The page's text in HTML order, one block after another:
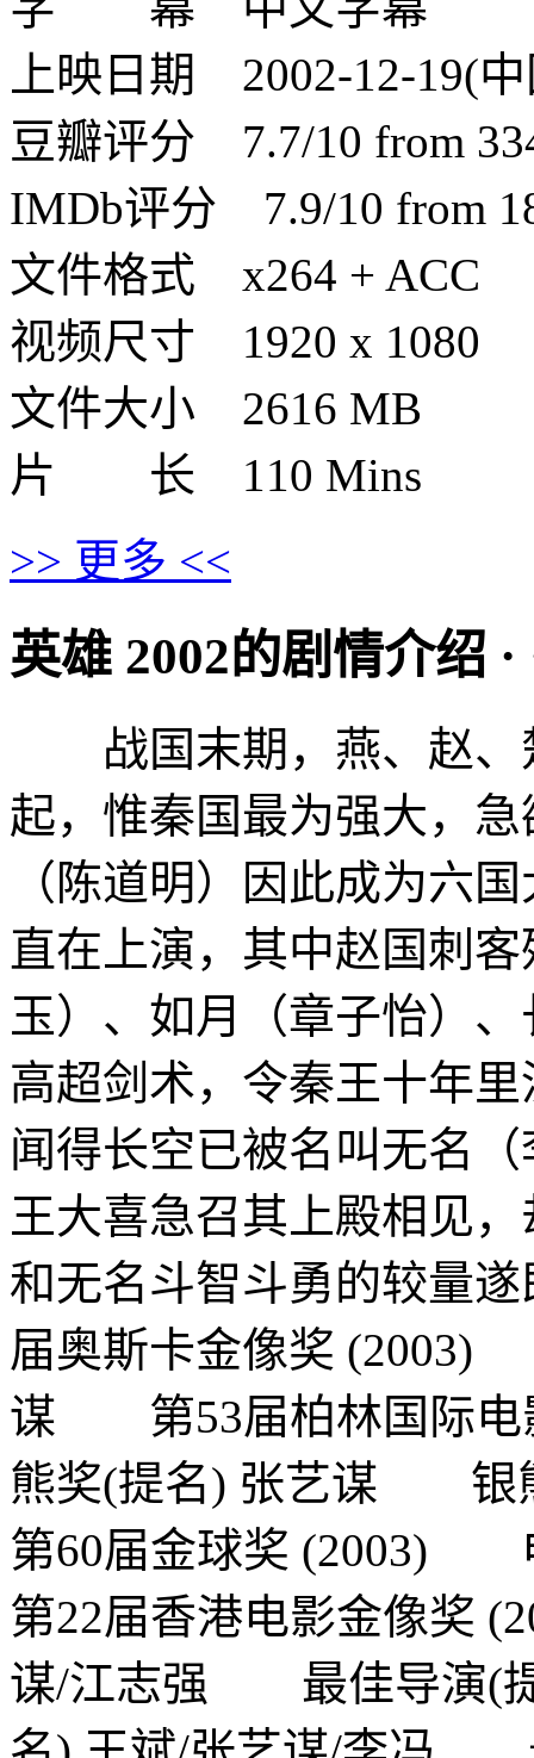
上映日期 2002-12-19(
豆瓣评分 7.7/10 from
IMDb评分 7.9/10 from
文件格式 x264 + ACC
视频尺寸 1920 x 1080
文件大小 2616 MB
片 长 110 Mins
>> 更多 <<
英雄 2002的剧情介绍 · ·
战国末期，燕、赵、
起，惟秦国最为强大，
（陈道明）因此成为六
直在上演，其中赵国刺
玉）、如月（章子怡）
高超剑术，令秦王十年
闻得长空已被名叫无名
王大喜急召其上殿相见
和无名斗智斗勇的较
届奥斯卡金像奖
谋 第53届柏林国际电
熊奖(提名) 张艺谋
第60届金球奖
第22届香港电影金像奖
谋/江志强 最佳导演(